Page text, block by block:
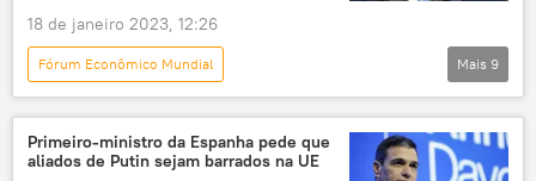
18 de janeiro 2023, 12:26
Fórum Econômico Mundial
Panorama internacional
Fernando Haddad
Ministério da Fazenda
BRICS
Brasil
Américas
América do Sul
Mais 9
Primeiro-ministro da Espanha pede que
aliados de Putin sejam barrados na UE